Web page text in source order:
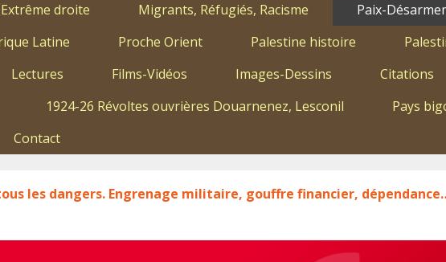
Extrême droite Migrants, Réfugiés, Racisme Paix-
Latine Proche Orient Palestine histoire
Lectures Films-Vidéos Images-Dessins
Citations
1924-26 Révoltes ouvrières Douarnenez, Lesconil Pays
Contact
tous les dangers. Engrenage militaire, gouffre financier,